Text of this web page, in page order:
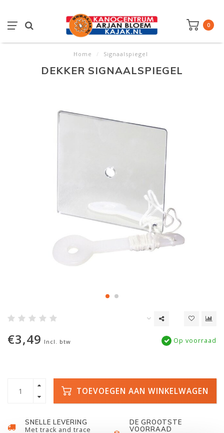
0
Home / Signaalspiegel
DEKKER SIGNAALSPIEGEL
€3,49 Incl. btw Op voorraad
TOEVOEGEN AAN WINKELWAGEN
SNELLE LEVERING
Met track and trace
DE GROOTSTE
VOORRAAD